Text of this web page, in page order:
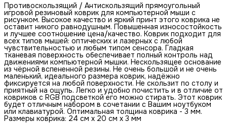
Противоскользящий / Антискользящий прямоугольный
игровой резиновый коврик для компьютерной мыши с
рисунком. Высокое качество и яркий принт этого коврика не
оставит никого равнодушным. Повышенная износостойкость
и лучшее соотношение цена/качество. Коврик подходит для
всех типов мышей: оптических и лазерных с любой
чувствительностью и любым типом сенсора. Гладкая
тканевая поверхность обеспечивает полный контроль над
движениями компьютерной мышки. Нескользящее основание
из чёрной вспененной резины. Не очень большой и не очень
маленький, идеального размера коврик, надёжно
фиксируется на любой поверхности. Не скользит по столу и
приятный на ощупь. Легко и удобно почистить и в отличие от
ковриков с RGB подсветкой его можно стирать. Этот коврик
будет отличным набором в сочетании с Вашим ноутбуком
или клавиатурой. Оптимальная толщина коврика - 3 мм.
Размеры коврика: 24 см x 20 см x 3 мм